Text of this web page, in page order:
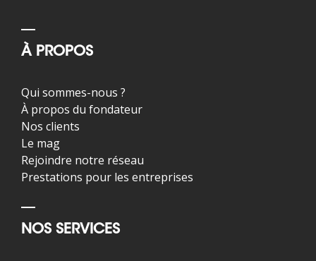
À PROPOS
Qui sommes-nous ?
À propos du fondateur
Nos clients
Le mag
Rejoindre notre réseau
Prestations pour les entreprises
NOS SERVICES